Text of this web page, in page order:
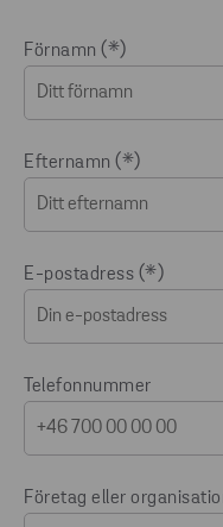
Förnamn
Efternamn
E-postadress
Telefonnummer
Företag eller